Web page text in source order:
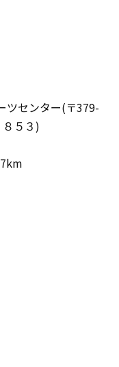
ツセンター(〒379-
５３)